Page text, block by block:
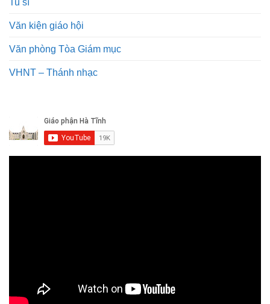
Văn kiện giáo hội
Văn phòng Tòa Giám mục
VHNT – Thánh nhạc